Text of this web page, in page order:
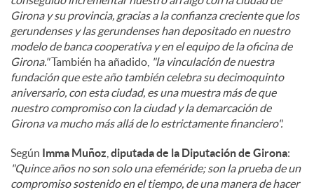
Girona y su provincia, gracias a la confianza creciente que los
gerundenses y las gerundenses han depositado en nuestro
modelo de banca cooperativa y en el equipo de la oficina de
Girona."También ha añadido, "la vinculación de nuestra
fundación que este año también celebra su decimoquinto
aniversario, con esta ciudad, es una muestra más de que
nuestro compromiso con la ciudad y la demarcación de
Girona va mucho más allá de lo estrictamente financiero".
Según Imma Muñoz diputada de la Diputación de Girona:
"Quince años no son solo una efeméride; son la prueba de un
compromiso sostenido en el tiempo, de una manera de hacer